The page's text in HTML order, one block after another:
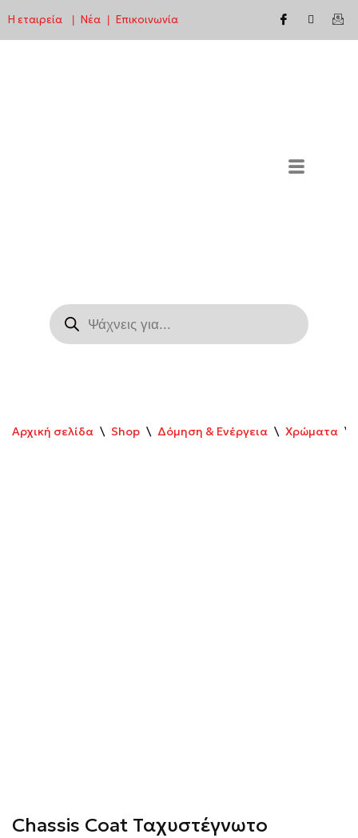
Μεταπηδήστε
Η εταιρεία Νέα Επικοινωνία
Αρχική σελίδα \ Shop \ Δόμηση & Ενέργεια \ Χρώματα \
Chassis Coat Ταχυστέγνωτο